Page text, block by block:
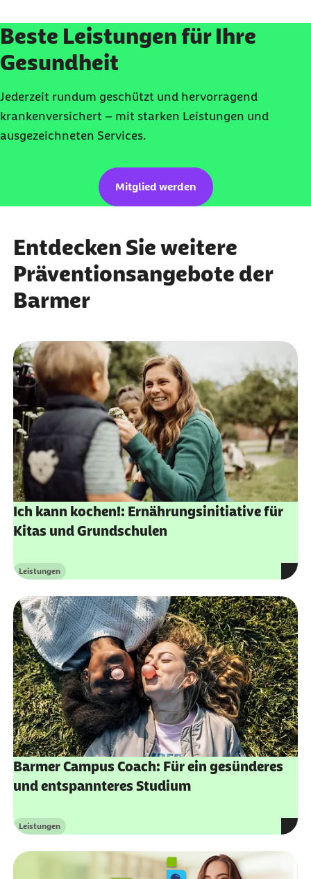
Beste Leistungen für Ihre
Gesundheit
Jederzeit rundum geschützt und hervorragend
krankenversichert – mit starken Leistungen und
ausgezeichneten Services.
Mitglied werden
Entdecken Sie weitere
Präventionsangebote der
Barmer
Ich kann kochen!: Ernährungsinitiative für
Kitas und Grundschulen
Kategorie
Leistungen
externer Link:
Barmer Campus Coach: Für ein gesünderes
und entspannteres Studium
Kategorie
Leistungen